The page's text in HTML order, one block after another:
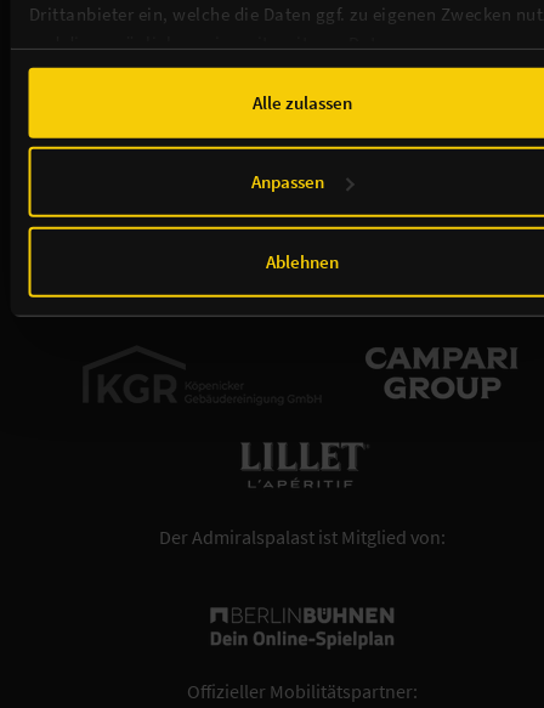
Drittanbieter ein, welche die Daten ggf. zu eigenen Zwecken
führen. Weitere Informationen, insbesondere zur Speicherdauer,
Cookie-Erklärungsowie zur Verarbeitung,
insbesondere zu Ihren Widerrufsmöglichkeiten und weiteren
Alle zulassen
Anpassen
Ablehnen
Der Admiralspalast ist Mitglied von:
Offizieller Mobilitätspartner: